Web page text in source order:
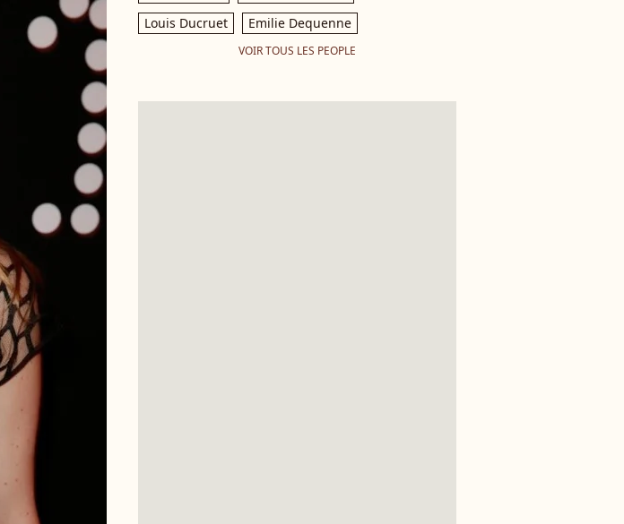
Louis Ducruet
Emilie Dequenne
VOIR TOUS LES PEOPLE